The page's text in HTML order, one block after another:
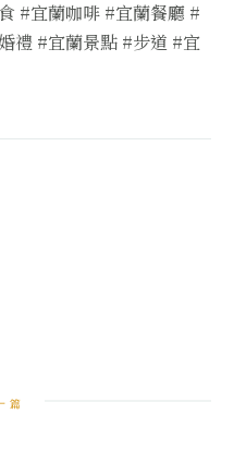
#宜蘭咖啡 #宜蘭餐廳 #
禮 #宜蘭景點 #步道 #宜
篇